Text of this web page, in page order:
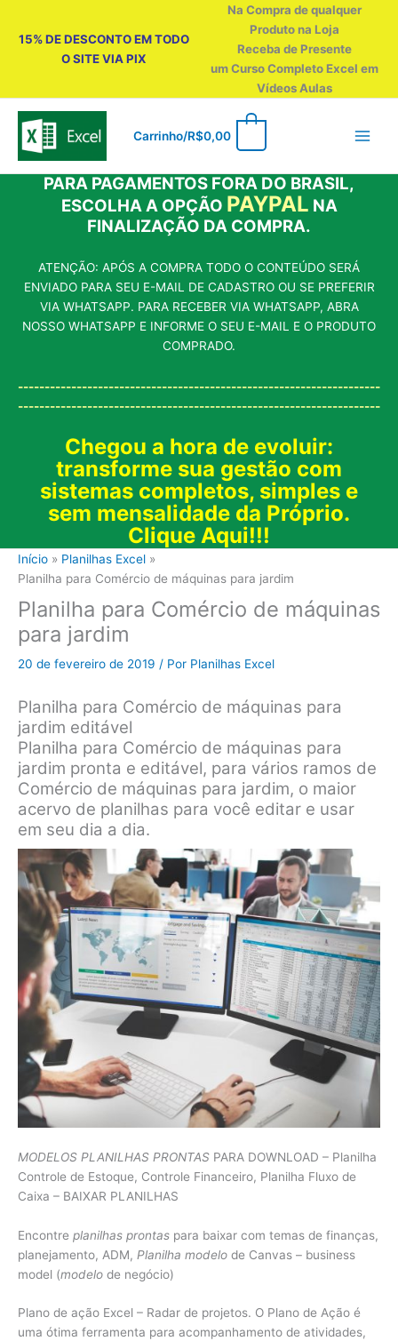
15% DE DESCONTO EM TODO
O SITE VIA PIX
Na Compra de qualquer
Produto na Loja
Receba de Presente
um Curso Completo Excel em
Vídeos Aulas
Carrinho/R$0,00
PARA PAGAMENTOS FORA DO BRASIL,
ESCOLHA A OPÇÃO PAYPAL NA
FINALIZAÇÃO DA COMPRA.
ATENÇÃO: APÓS A COMPRA TODO O CONTEÚDO SERÁ
ENVIADO PARA SEU E-MAIL DE CADASTRO OU SE PREFERIR
VIA WHATSAPP. PARA RECEBER VIA WHATSAPP, ABRA
NOSSO WHATSAPP E INFORME O SEU E-MAIL E O PRODUTO
COMPRADO.
--------------------------------------------------------------------
--------------------------------------------------------------------
Chegou a hora de evoluir:
transforme sua gestão com
sistemas completos, simples e
sem mensalidade da Próprio.
Clique Aqui!!!
Início
Planilhas Excel
Planilha para Comércio de máquinas para jardim
Planilha para Comércio de máquinas
para jardim
20 de fevereiro de 2019 / Por Planilhas Excel
Planilha para Comércio de máquinas para
jardim editável
Planilha para Comércio de máquinas para
jardim pronta e editável, para vários ramos de
Comércio de máquinas para jardim, o maior
acervo de planilhas para você editar e usar
em seu dia a dia.
MODELOS PLANILHAS PRONTAS PARA DOWNLOAD – Planilha
Controle de Estoque, Controle Financeiro, Planilha Fluxo de
Caixa – BAIXAR PLANILHAS
Encontre planilhas prontas para baixar com temas de finanças,
planejamento, ADM, Planilha modelo de Canvas – business
model (modelo de negócio)
Plano de ação Excel – Radar de projetos. O Plano de Ação é
uma ótima ferramenta para acompanhamento de atividades,